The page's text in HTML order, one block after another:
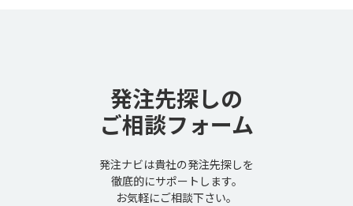
発注先探しの
ご相談フォーム
発注ナビは貴社の発注先探しを
徹底的にサポートします。
お気軽にご相談下さい。